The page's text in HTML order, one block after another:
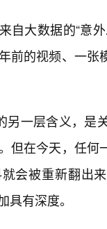
自大数据的“意
前的视频、一
另一层含义，
但在今天，任
会被重新翻出
具有深度。